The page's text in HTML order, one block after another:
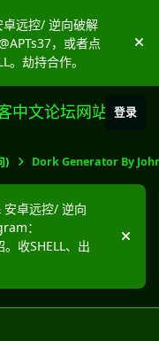
远控/ 逆向破解
，或者点
。劫持合作。
隐
中文论坛网站 登录
) Dork Generator By
卓远控/ 逆向
：
收SHELL、出
隐藏